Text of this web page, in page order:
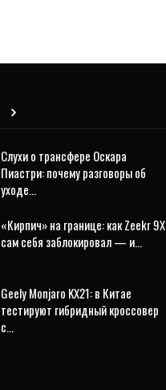
Слухи о трансфере Оскара
Пиастри: почему разговоры об
уходе…
«Кирпич» на границе: как Zeekr 9X
сам себя заблокировал — и…
Geely Monjaro KX21: в Китае
тестируют гибридный кроссовер
с…